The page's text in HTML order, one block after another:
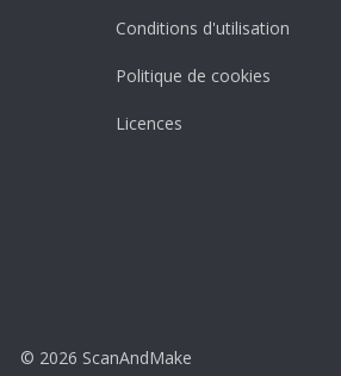
Conditions d'utilisation
Politique de cookies
Licences
© 2026 ScanAndMake